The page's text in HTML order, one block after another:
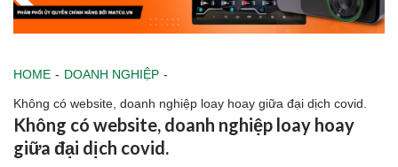
HOME - DOANH NGHIỆP -
Không có website, doanh nghiệp loay hoay giữa đại dịch covid.
Không có website, doanh nghiệp loay hoay
giữa đại dịch covid.